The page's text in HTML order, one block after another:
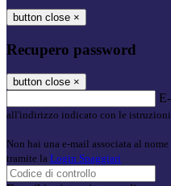
button close ×
Recupero password
button close ×
all'indirizzo indicato con le istruzioni
Non hai una e-mail associata al
tramite la Login Spaggiari